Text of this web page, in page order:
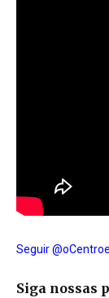
Seguir
Siga nossas